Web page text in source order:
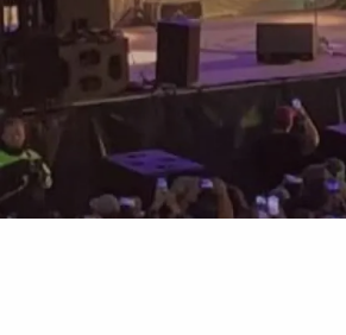
Tout l'agenda
Eté
Quand il pleut
Avec les enfants
Entre amis
Lieux branchés
Meilleurs brunch
Restaurants avec vue
Séjours en bord de
mer
Séjours en train